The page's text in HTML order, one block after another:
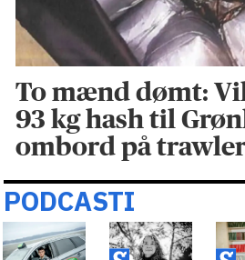
To mænd dømt:
93 kg hash til
ombord på
PODCASTI